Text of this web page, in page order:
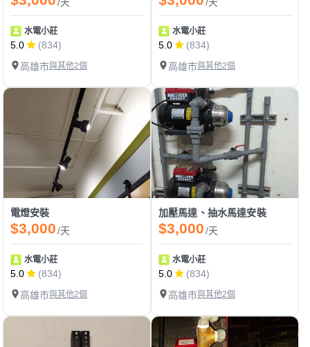
水電小莊
5.0
(834)
高雄市與其他2個
水電小莊
5.0
(834)
高雄市與其他2個
電燈安裝
$3,000/天
水電小莊
5.0
(834)
高雄市與其他2個
加壓馬達、抽水馬達安裝
$3,000/天
水電小莊
5.0
(834)
高雄市與其他2個